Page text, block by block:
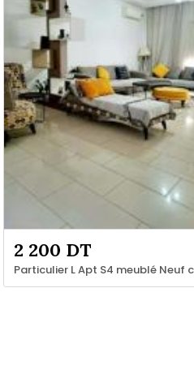
2 200 DT